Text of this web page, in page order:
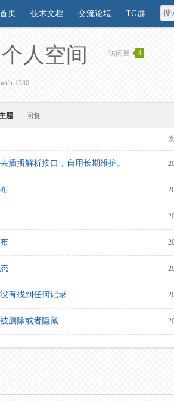
首页 技术文档 交流论坛 TG群
人空间 访问量 4
u-1330
题 回复
插播解析接口，自用长期维护。
有找到任何记录
删除或者隐藏